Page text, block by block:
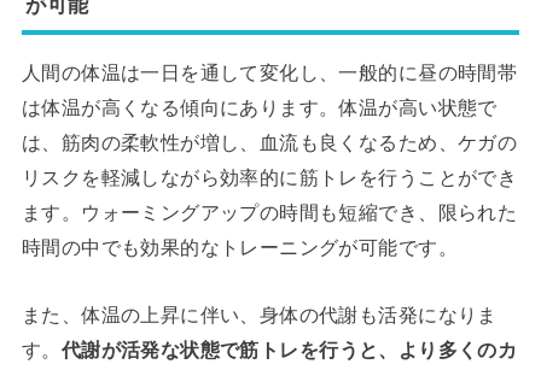
人間の体温は一日を通して変化し、一般的に昼の時間帯
は体温が高くなる傾向にあります。体温が高い状態で
は、筋肉の柔軟性が増し、血流も良くなるため、ケガの
リスクを軽減しながら効率的に筋トレを行うことができ
ます。ウォーミングアップの時間も短縮でき、限られた
時間の中でも効果的なトレーニングが可能です。
また、体温の上昇に伴い、身体の代謝も活発になりま
す。 代謝が活発な状態で筋トレを行うと、より多くのカ